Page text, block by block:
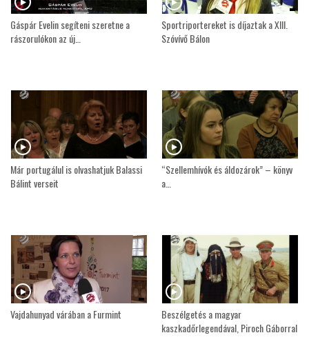
Gáspár Evelin segíteni szeretne a
rászorulókon az új…
Sportriportereket is díjaztak a XIII.
Szóvívő Bálon
Már portugálul is olvashatjuk Balassi
Bálint verseit
“Szellemhívók és áldozárok” – könyv
a…
Vajdahunyad várában a Furmint
Beszélgetés a magyar
kaszkadőrlegendával, Piroch Gáborral